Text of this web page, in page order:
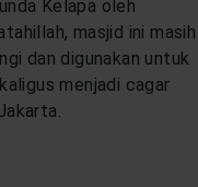
Kelapa oleh
masjid ini masih
dan digunakan untuk
menjadi cagar